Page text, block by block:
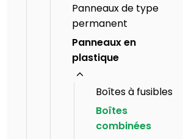
Panneaux de type
permanent
Panneaux en
plastique
Boîtes à fusibles
Boîtes
combinées